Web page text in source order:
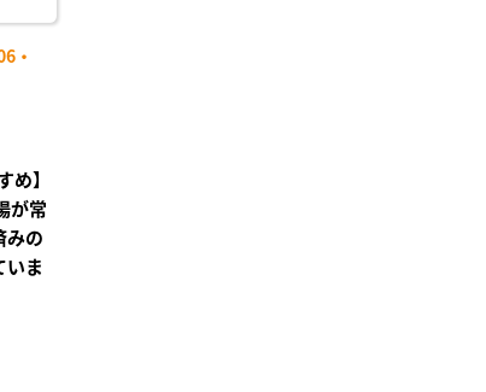
・
め】
が常
の
ま